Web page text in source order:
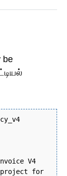
be
V4
project for